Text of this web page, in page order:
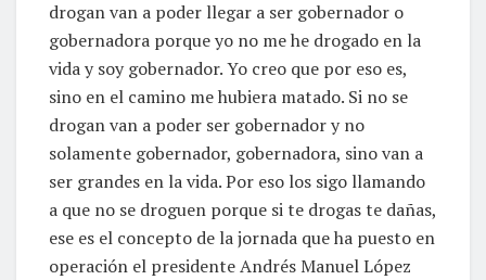
drogan van a poder llegar a ser gobernador o
gobernadora porque yo no me he drogado en la
vida y soy gobernador. Yo creo que por eso es,
sino en el camino me hubiera matado. Si no se
drogan van a poder ser gobernador y no
solamente gobernador, gobernadora, sino van a
ser grandes en la vida. Por eso los sigo llamando
a que no se droguen porque si te drogas te dañas,
ese es el concepto de la jornada que ha puesto en
operación el presidente Andrés Manuel López